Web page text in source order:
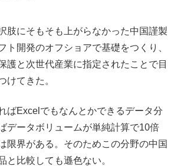
肢にそもそも上がらなかった中国謹製
ト開発のオフショアで基礎をつくり、
護と次世代産業に指定されたことで目
けてきた。
ばExcelでもなんとかできるデータ分
データボリュームが単純計算で10倍
限界がある。そのためこの分野の中国
と比較しても遜色ない。